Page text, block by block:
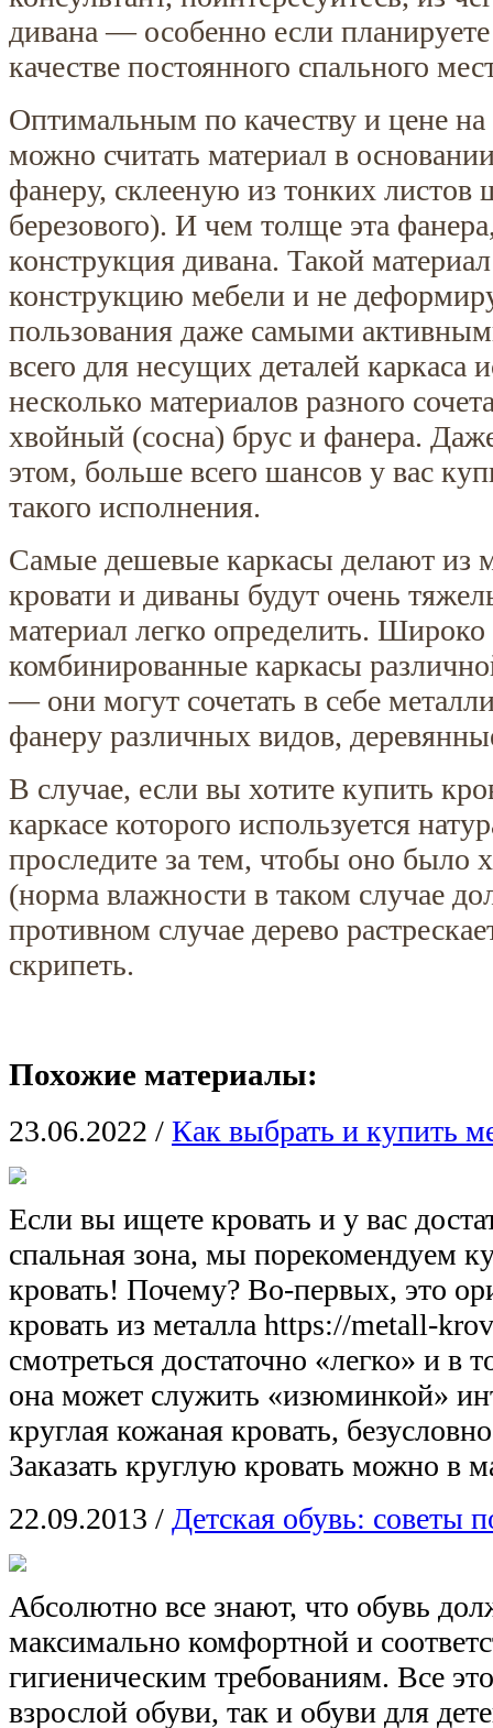
дивана — особенно если планируете
качестве постоянного спального
Оптимальным по качеству и цене
можно считать материал в
фанеру, склееную из тонких
березового). И чем толще эта
конструкция дивана. Такой
конструкцию мебели и не
пользования даже самыми
всего для несущих деталей каркаса
несколько материалов разного
хвойный (сосна) брус и фанера.
этом, больше всего шансов у вас
такого исполнения.
Самые дешевые каркасы делают из
кровати и диваны будут очень
материал легко определить.
комбинированные каркасы
— они могут сочетать в себе
фанеру различных видов,
В случае, если вы хотите купить
каркасе которого используется
проследите за тем, чтобы оно было
(норма влажности в таком случае
противном случае дерево
скрипеть.
Похожие материалы:
23.06.2022 / Как выбрать и купить
Если вы ищете кровать и у вас
спальная зона, мы порекомендуем
кровать! Почему? Во-первых, это
кровать из металла https://metall-
смотреться достаточно «легко» и в
она может служить «изюминкой»
круглая кожаная кровать,
Заказать круглую кровать можно в
22.09.2013 / Детская обувь: советы
Абсолютно все знают, что обувь
максимально комфортной и
гигиеническим требованиям. Все
взрослой обуви, так и обуви для